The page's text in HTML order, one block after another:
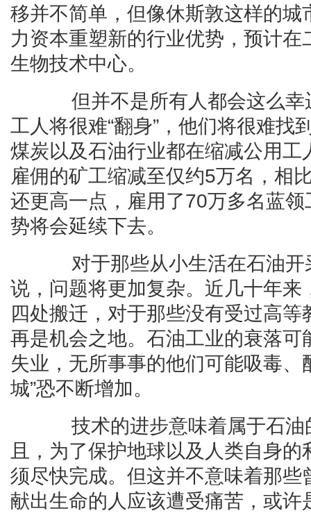
移并不简单，但像休斯敦这样的
力资本重塑新的行业优势，预计
生物技术中心。
但并不是所有人都会这么幸
工人将很难“翻身”，他们将很难找
煤炭以及石油行业都在缩减公用
雇佣的矿工缩减至仅约5万名，相
还更高一点，雇用了70万多名蓝
势将会延续下去。
对于那些从小生活在石油开
说，问题将更加复杂。近几十年
四处搬迁，对于那些没有受过高
再是机会之地。石油工业的衰落
失业，无所事事的他们可能吸毒、
城”恐不断增加。
技术的进步意味着属于石油
且，为了保护地球以及人类自身
须尽快完成。但这并不意味着那
献出生命的人应该遭受痛苦，或许